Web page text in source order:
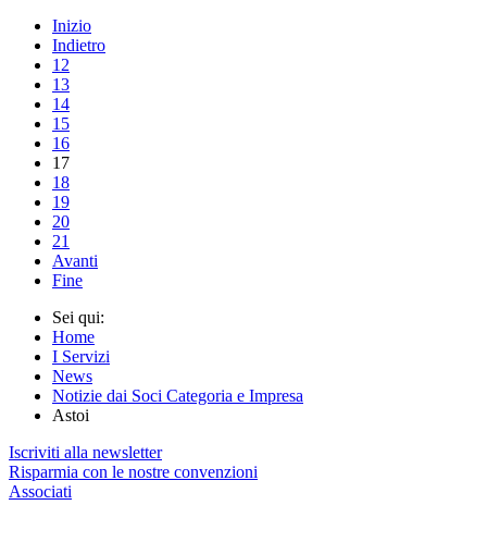
Inizio
Indietro
12
13
14
15
16
17
18
19
20
21
Avanti
Fine
Sei qui:
Home
I Servizi
News
Notizie dai Soci Categoria e Impresa
Astoi
Iscriviti alla newsletter
Risparmia con le nostre convenzioni
Associati